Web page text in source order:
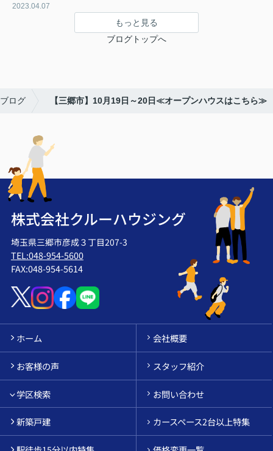
2023.04.07
もっと見る
ブログトップへ
ブログ 【三郷市】10月19日～20日≪オープンハウスはこちら≫
株式会社クルーハウジング
埼玉県三郷市彦成３丁目207-3
TEL:048-954-5600
FAX:048-954-5614
ホーム 会社概要
お客様の声 スタッフ紹介
学区検索 お問い合わせ
新築戸建 カースペース2台以上特集